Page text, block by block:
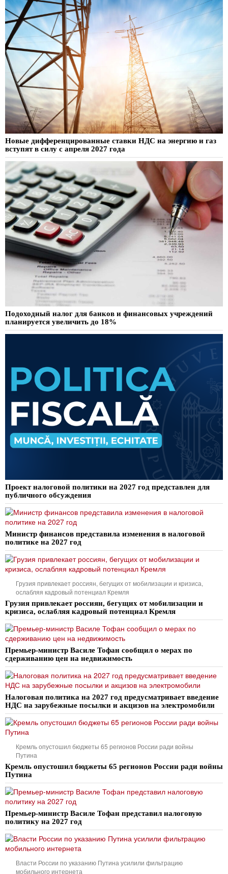
Новые дифференцированные ставки НДС на энергию и газ
вступят в силу с апреля 2027 года
Подоходный налог для банков и финансовых учреждений
планируется увеличить до 18%
Проект налоговой политики на 2027 год представлен для
публичного обсуждения
Министр финансов представила изменения в налоговой
политике на 2027 год
Грузия привлекает россиян, бегущих от мобилизации и кризиса,
ослабляя кадровый потенциал Кремля
Грузия привлекает россиян, бегущих от мобилизации и
кризиса, ослабляя кадровый потенциал Кремля
Премьер-министр Василе Тофан сообщил о мерах по
сдерживанию цен на недвижимость
Налоговая политика на 2027 год предусматривает введение
НДС на зарубежные посылки и акцизов на электромобили
Кремль опустошил бюджеты 65 регионов России ради войны
Путина
Кремль опустошил бюджеты 65 регионов России ради войны
Путина
Премьер-министр Василе Тофан представил налоговую
политику на 2027 год
Власти России по указанию Путина усилили фильтрацию
мобильного интернета